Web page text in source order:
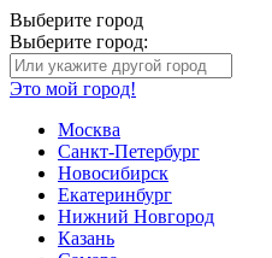
Выберите город
Выберите город:
Это мой город!
Москва
Санкт-Петербург
Новосибирск
Екатеринбург
Нижний Новгород
Казань